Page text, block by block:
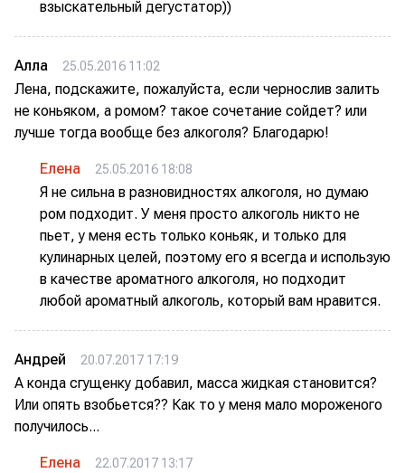
взыскательный дегустатор))
Алла 25.05.2016 11:02
Лена, подскажите, пожалуйста, если чернослив залить
не коньяком, а ромом? такое сочетание сойдет? или
лучше тогда вообще без алкоголя? Благодарю!
Елена 25.05.2016 18:08
Я не сильна в разновидностях алкоголя, но думаю
ром подходит. У меня просто алкоголь никто не
пьет, у меня есть только коньяк, и только для
кулинарных целей, поэтому его я всегда и использую
в качестве ароматного алкоголя, но подходит
любой ароматный алкоголь, который вам нравится.
Андрей 20.07.2017 17:19
А конда сгущенку добавил, масса жидкая становится?
Или опять взобьется?? Как то у меня мало мороженого
получилось...
Елена 22.07.2017 13:17